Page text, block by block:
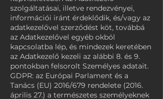
szolgáltatásai, illetve rendezvényei,
információi iránt érdeklődik, és/vagy az
adatkezelővel szerződést köt, továbbá
az Adatkezelővel egyéb okból
kapcsolatba lép, és mindezek keretében
az Adatkezelő kezeli az alábbi 8. és 9.
pontokban felsorolt Személyes adatait.
GDPR: az Európai Parlament és a
Tanács (EU) 2016/679 rendelete (2016.
április 27.) a természetes személyeknek